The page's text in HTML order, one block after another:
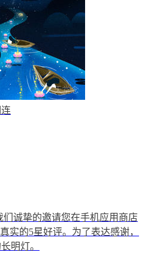
们诚挚的邀请您在手机应用商店
实的5星好评。为了表达感谢，
明灯。